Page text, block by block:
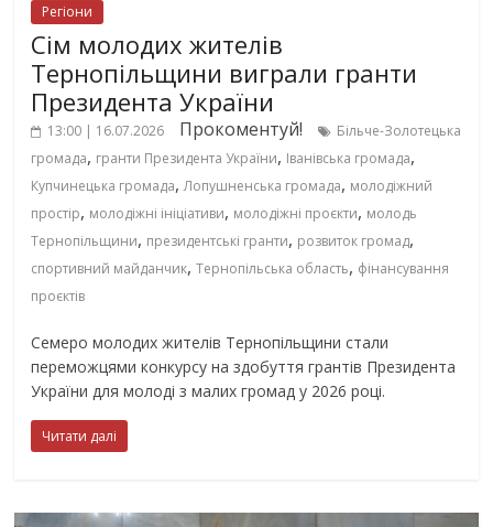
Регіони
Сім молодих жителів
Тернопільщини виграли гранти
Президента України
13:00 | 16.07.2026 Прокоментуй!
Більче-Золотецька
громада, гранти Президента України, Іванівська громада,
Купчинецька громада,Лопушненська громада, молодіжний
простір, молодіжні ініціативи, молодіжні проєкти, молодь
Тернопільщини, президентські гранти, розвиток громад,
спортивний майданчик,Тернопільська область, фінансування
проєктів
Семеро молодих жителів Тернопільщини стали
переможцями конкурсу на здобуття грантів Президента
України для молоді з малих громад у 2026 році.
Читати далі